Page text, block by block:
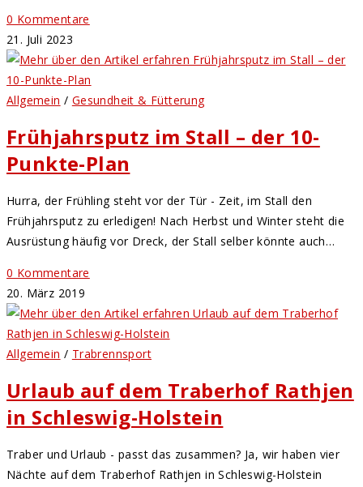
0 Kommentare
21. Juli 2023
Allgemein / Gesundheit & Fütterung
Frühjahrsputz im Stall – der 10-
Punkte-Plan
Hurra, der Frühling steht vor der Tür - Zeit, im Stall den
Frühjahrsputz zu erledigen! Nach Herbst und Winter steht die
Ausrüstung häufig vor Dreck, der Stall selber könnte auch…
0 Kommentare
20. März 2019
Allgemein / Trabrennsport
Urlaub auf dem Traberhof Rathjen
in Schleswig-Holstein
Traber und Urlaub - passt das zusammen? Ja, wir haben vier
Nächte auf dem Traberhof Rathjen in Schleswig-Holstein